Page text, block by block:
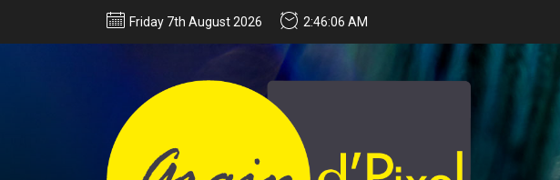
Friday 7th August 2026 2:46:06 AM